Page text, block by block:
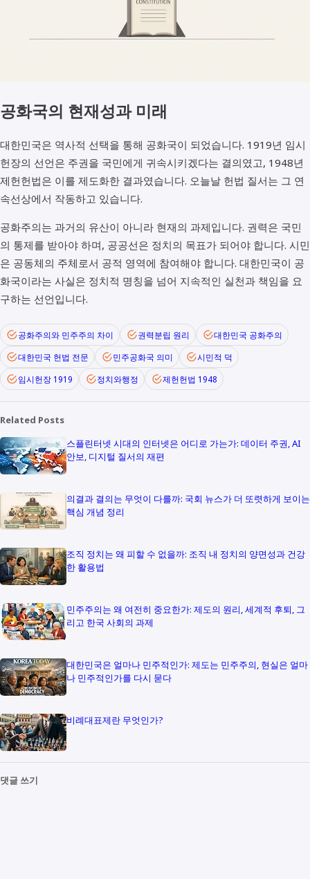
공화국의 현재성과 미래
대한민국은 역사적 선택을 통해 공화국이 되었습니다. 1919년 임시
헌장의 선언은 주권을 국민에게 귀속시키겠다는 결의였고, 1948년
제헌헌법은 이를 제도화한 결과였습니다. 오늘날 헌법 질서는 그 연
속선상에서 작동하고 있습니다.
공화주의는 과거의 유산이 아니라 현재의 과제입니다. 권력은 국민
의 통제를 받아야 하며, 공공선은 정치의 목표가 되어야 합니다. 시민
은 공동체의 주체로서 공적 영역에 참여해야 합니다. 대한민국이 공
화국이라는 사실은 정치적 명칭을 넘어 지속적인 실천과 책임을 요
구하는 선언입니다.
공화주의와 민주주의 차이 권력분립 원리
대한민국 공화주의
대한민국 헌법 전문
민주공화국 의미
시민적 덕
임시헌장 1919
정치와행정 제헌헌법 1948
Related Posts
스플린터넷 시대의 인터넷은 어디로 가는가: 데이터 주권, AI
안보, 디지털 질서의 재편
의결과 결의는 무엇이 다를까: 국회 뉴스가 더 또렷하게 보이는
핵심 개념 정리
조직 정치는 왜 피할 수 없을까: 조직 내 정치의 양면성과 건강
한 활용법
민주주의는 왜 여전히 중요한가: 제도의 원리, 세계적 후퇴, 그
리고 한국 사회의 과제
대한민국은 얼마나 민주적인가: 제도는 민주주의, 현실은 얼마
나 민주적인가를 다시 묻다
비례대표제란 무엇인가?
댓글 쓰기